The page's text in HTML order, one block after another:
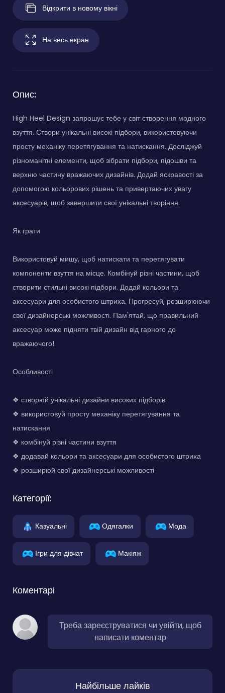
Відкрити в новому вікні
На весь екран
Опис:
High Heel Design запрошує тебе у світ створення модного
взуття. Створи унікальні високі підбори, використовуючи
просту механіку перетягування та натискання. Досліджуй
різноманітні елементи, щоб зібрати підбори, підошви та
верхню частину вражаючих дизайнів. Додай яскравості за
допомогою кольорових рішень та привертаючих увагу
аксесуарів, щоб завершити свої унікальні творіння.
Як грати
Використовуй мишу, щоб натискати та перетягувати
компоненти взуття на місце. Комбінуй різні частини, щоб
створити стильні високі підбори. Додай кольори та
аксесуари для особистого штриха. Прогресуй, розширюючи
свої дизайнерські можливості. Пам'ятай, що правильний
аксесуар може підняти твій дизайн від гарного до
вражаючого!
Особливості
❖ створюй унікальні дизайни високих підборів
❖ використовуй просту механіку перетягування та
натискання
❖ комбінуй різні частини взуття
❖ додавай кольори та аксесуари для особистого штриха
❖ розширюй свої дизайнерські можливості
Категорії:
Казуальні Одягалки Мода
Ігри для дівчат Макіяж
Коментарі
Треба зареєструватися чи увійти, щоб
написати коментар
Найбільше лайків